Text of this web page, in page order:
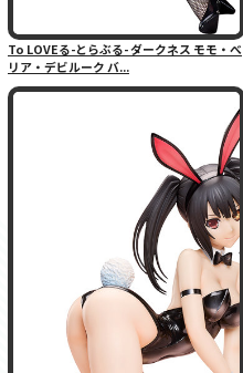
To LOVEる-とらぶる- ダークネス モモ・べ
リア・デビルーク バ...